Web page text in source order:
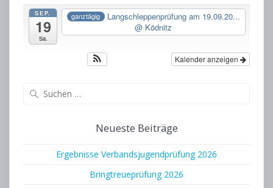
SEP.
19
Sa.
ganztägig
Langschleppenprüfung am 19.09.20...
@ Ködnitz
Kalender anzeigen
Neueste Beiträge
Ergebnisse Verbandsjugendprüfung 2026
Bringtreueprüfung 2026